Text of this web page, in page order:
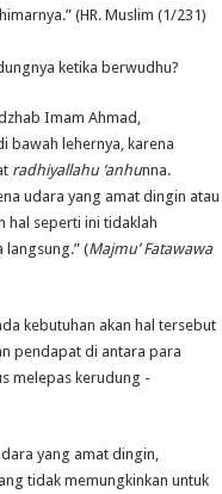
(HR. Muslim (1/231)
ketika berwudhu?
Imam Ahmad,
bawah lehernya, karena
radhiyallahu ‘anhunna.
udara yang amat dingin atau
hal seperti ini tidaklah
langsung.” (Majmu’ Fatawawa
kebutuhan akan hal tersebut
pendapat di antara para
melepas kerudung -
yang amat dingin,
tidak memungkinkan untuk